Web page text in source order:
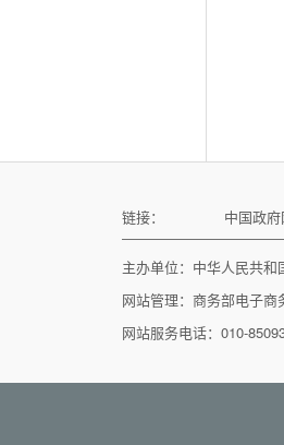
链接： 中国政府
主办单位：中华人民共
网站管理：商务部电子商
网站服务电话：010-